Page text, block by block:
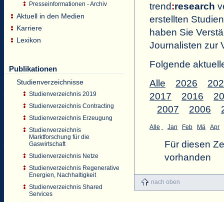
Presseinformationen - Archiv
Aktuell in den Medien
Karriere
Lexikon
Publikationen
Studienverzeichnisse
Studienverzeichnis 2019
Studienverzeichnis Contracting
Studienverzeichnis Erzeugung
Studienverzeichnis
Marktforschung für die
Gaswirtschaft
Studienverzeichnis Netze
Studienverzeichnis Regenerative
Energien, Nachhaltigkeit
Studienverzeichnis Shared
Services
trend:research
erstellten
haben Sie
Journalisten zur
Folgende
Alle
2026
2017
2016
2007
2006
Alle Jan Feb Mä Apr
Für diesen
vorhanden
nach oben